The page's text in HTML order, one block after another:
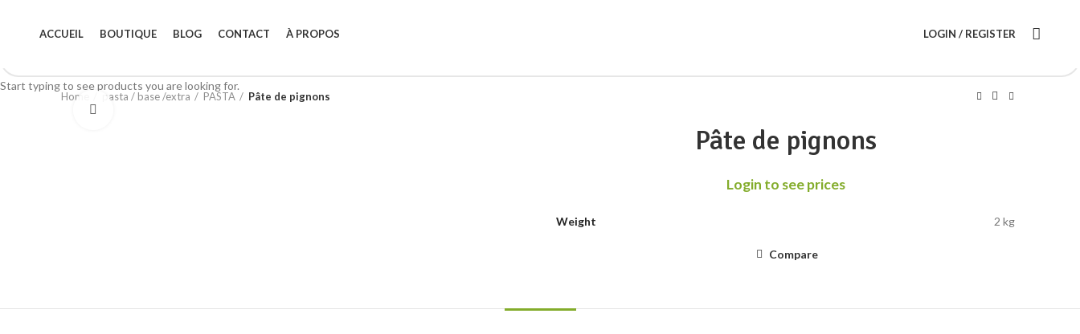
ACCUEIL BOUTIQUE BLOG CONTACT À PROPOS LOGIN / REGISTER
Home pasta / base /extra PASTA
Pâte de pignons
Pâte de pignons
Login to see prices
Weight 2 kg
Compare
Start typing to see products you are looking for.